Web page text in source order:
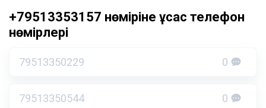
+79513353157 нөміріне ұқсас телефон
нөмірлері
79513350229 0
79513350544 0